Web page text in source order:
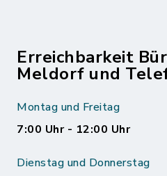
Erreichbarkeit
Meldorf und
Montag und Freitag
7:00 Uhr - 12:00 Uhr
Dienstag und Donnerstag